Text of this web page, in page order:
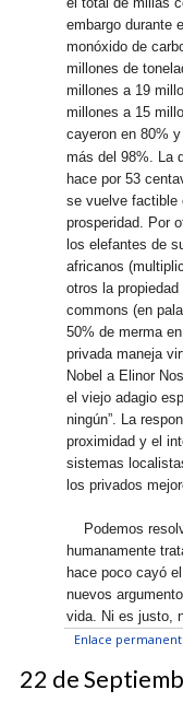
embargo durante
monóxido de
millones de
millones a 19
millones a 15
cayeron en 80%
más del 98%. La
hace por 53
se vuelve factible
prosperidad. Por
los elefantes de
africanos
otros la
commons (en
50% de merma
privada maneja
Nobel a Elinor
el viejo adagio
ningún”. La
proximidad y el
sistemas
los privados
Podemos
humanamente
hace poco cayó
nuevos
vida. Ni es justo,
Enlace
22 de